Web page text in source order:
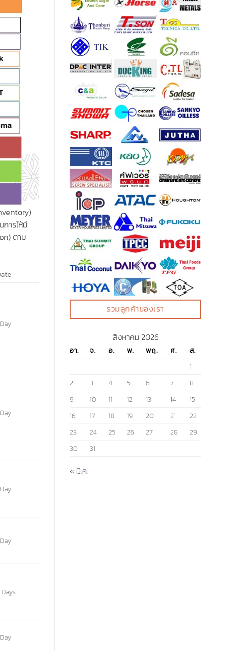
ารให้มี
ตาม
รวมลูกค้าของเรา
สิงหาคม 2026
อา. จ. อ. พ. พฤ. ศ.
ส.
1
2
3 4 5 6 7
8
9
10 11 12 13 14
15
16
17 18 19 20 21
22
23
24 25 26 27 28
29
30
31
« มี.ค.